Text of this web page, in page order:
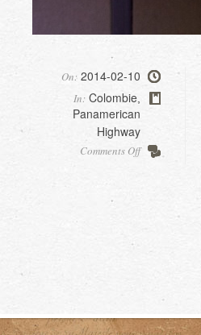
On: 2014-02-10
In: Colombie
Panamerican
Highway
Comments Offon